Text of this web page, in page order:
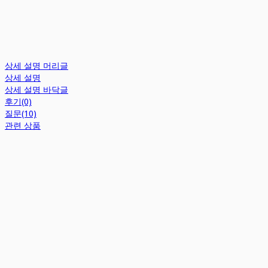
상세 설명 머리글
상세 설명
상세 설명 바닥글
후기(0)
질문(10)
관련 상품